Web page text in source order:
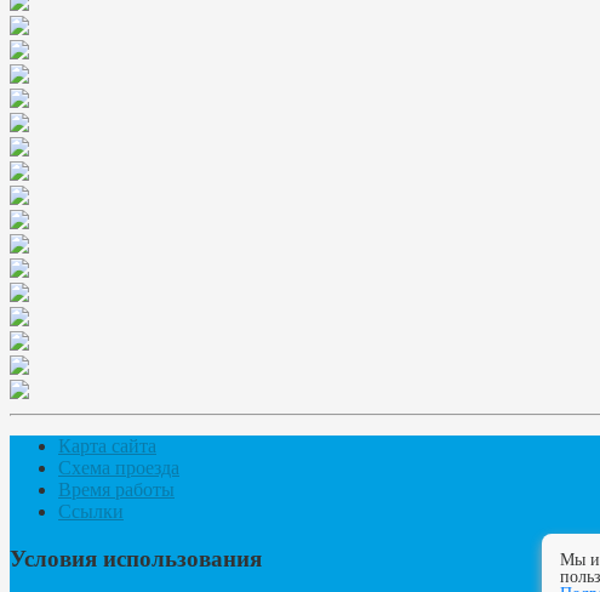
Карта сайта
Схема проезда
Время работы
Ссылки
Условия использования
Мы